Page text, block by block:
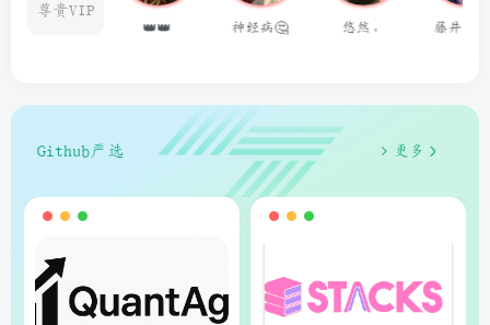
尊贵VIP
神经病🤔 悠然。 藤井 冬弥 用户14624686
狗子
Github严选 更多